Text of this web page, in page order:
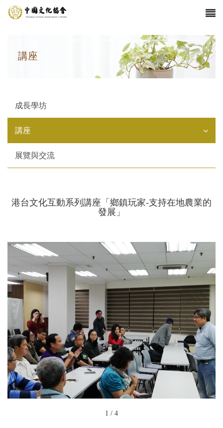
講座
成長學坊
講座
展覽與交流
港台文化互動系列講座「鄉鎮玩家-支持在地農業的
發展」
1 / 4